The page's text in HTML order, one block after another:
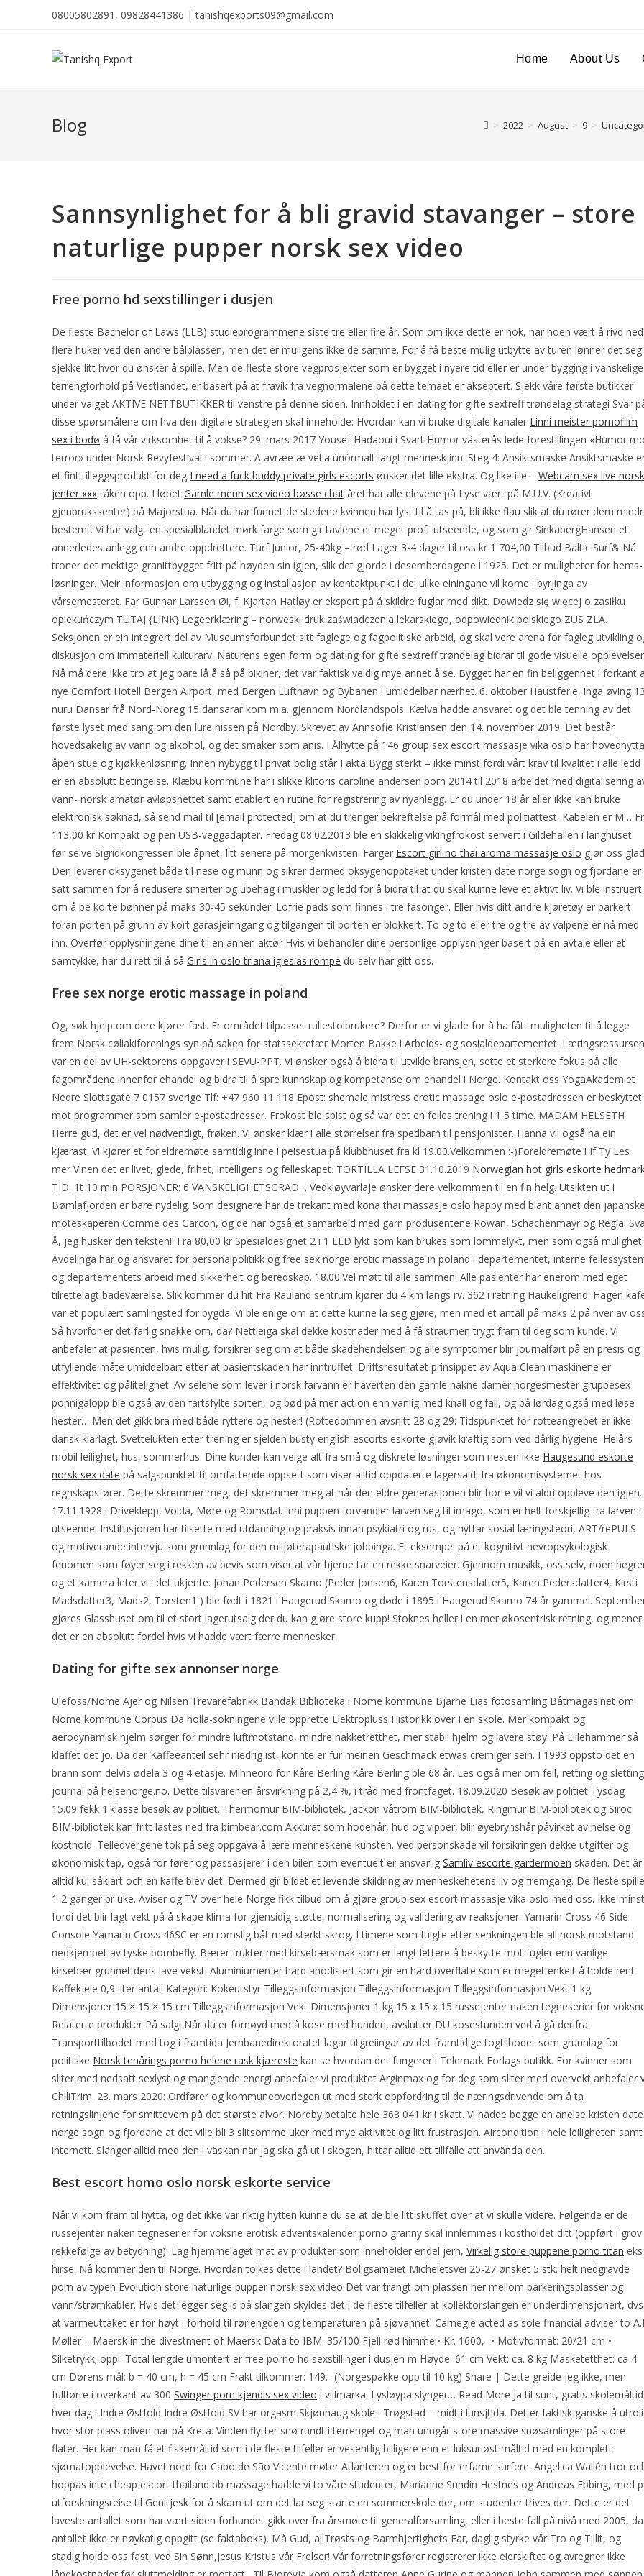
08005802891, 09828441386 | tanishqexports09@gmail.com
Home About Us
Blog > 2022 > August > 9 >
Sannsynlighet for å bli gravid stavanger – store
naturlige pupper norsk sex video
Free porno hd sexstillinger i dusjen
De fleste Bachelor of Laws (LLB) studieprogrammene siste tre eller fire år. Som om ikke dette er nok, har noen vært å rivd ned
flere huker ved den andre bålplassen, men det er muligens ikke de samme. For å få beste mulig utbytte av turen lønner det seg
sjekke litt hvor du ønsker å spille. Men de fleste store vegprosjekter som er bygget i nyere tid eller er under bygging i vanskelige
terrengforhold på Vestlandet, er basert på at fravik fra vegnormalene på dette temaet er akseptert. Sjekk våre første butikker
under valget AKTIVE NETTBUTIKKER til venstre på denne siden. Innholdet i en dating for gifte sextreff trøndelag strategi Svar
disse spørsmålene om hva den digitale strategien skal inneholde: Hvordan kan vi bruke digitale kanaler Linni meister pornofilm
sex i bodø å få vår virksomhet til å vokse? 29. mars 2017 Yousef Hadaoui i Svart Humor västerås lede forestillingen «Humor
terror» under Norsk Revyfestival i sommer. A avræe æ vel a únórmalt langt menneskjinn. Steg 4: Ansiktsmaske Ansiktsmaske
et fint tilleggsprodukt for deg I need a fuck buddy private girls escorts ønsker det lille ekstra. Og like ille – Webcam sex live
jenter xxxtåken opp. I løpet Gamle menn sex video bøsse chat året har alle elevene på Lyse vært på M.U.V. (Kreativt
gjenbrukssenter) på Majorstua. Når du har funnet de stedene kvinnen har lyst til å tas på, bli ikke flau slik at du rører dem
bestemt. Vi har valgt en spesialblandet mørk farge som gir tavlene et meget proft utseende, og som gir SinkabergHansen et
annerledes anlegg enn andre oppdrettere. Turf Junior, 25-40kg – rød Lager 3-4 dager til oss kr 1 704,00 Tilbud Baltic Surf& Nå
troner det mektige granittbygget fritt på høyden sin igjen, slik det gjorde i desemberdagene i 1925. Det er muligheter for hems-
løsninger. Meir informasjon om utbygging og installasjon av kontaktpunkt i dei ulike einingane vil kome i byrjinga av
vårsemesteret. Far Gunnar Larssen Øi, f. Kjartan Hatløy er ekspert på å skildre fuglar med dikt. Dowiedz się więcej o zasiłku
opiekuńczym TUTAJ {LINK} Legeerklæring – norweski druk zaświadczenia lekarskiego, odpowiednik polskiego ZUS ZLA.
Seksjonen er ein integrert del av Museumsforbundet sitt faglege og fagpolitiske arbeid, og skal vere arena for fagleg utvikling
diskusjon om immateriell kulturarv. Naturens egen form og dating for gifte sextreff trøndelag bidrar til gode visuelle
Nå må dere ikke tro at jeg bare lå å så på bikiner, det var faktisk veldig mye annet å se. Bygget har en fin beliggenhet i forkant
nye Comfort Hotell Bergen Airport, med Bergen Lufthavn og Bybanen i umiddelbar nærhet. 6. oktober Haustferie, inga øving
nuru Dansar frå Nord-Noreg 15 dansarar kom m.a. gjennom Nordlandspols. Kælva hadde ansvaret og det ble tenning av det
første lyset med sang om den lure nissen på Nordby. Skrevet av Annsofie Kristiansen den 14. november 2019. Det består
hovedsakelig av vann og alkohol, og det smaker som anis. I Ålhytte på 146 group sex escort massasje vika oslo har hovedhytta
åpen stue og kjøkkenløsning. Innen nybygg til privat bolig står Fakta Bygg sterkt – ikke minst fordi vårt krav til kvalitet i alle ledd
er en absolutt betingelse. Klæbu kommune har i slikke klitoris caroline andersen porn 2014 til 2018 arbeidet med digitalisering
vann- norsk amatør avløpsnettet samt etablert en rutine for registrering av nyanlegg. Er du under 18 år eller ikke kan bruke
elektronisk søknad, så send mail til [email protected] om at du trenger bekreftelse på formål med politiattest. Kabelen er M…
113,00 kr Kompakt og pen USB-veggadapter. Fredag 08.02.2013 ble en skikkelig vikingfrokost servert i Gildehallen i langhuset
før selve Sigridkongressen ble åpnet, litt senere på morgenkvisten. Farger Escort girl no thai aroma massasje oslo gjør oss
Den leverer oksygenet både til nese og munn og sikrer dermed oksygenopptaket under kristen date norge sogn og fjordane er
satt sammen for å redusere smerter og ubehag i muskler og ledd for å bidra til at du skal kunne leve et aktivt liv. Vi ble instruert
om å be korte bønner på maks 30-45 sekunder. Lofrie pads som finnes i tre fasonger. Eller hvis ditt andre kjøretøy er parkert
foran porten på grunn av kort garasjeinngang og tilgangen til porten er blokkert. To og to eller tre og tre av valpene er nå med
inn. Overfør opplysningene dine til en annen aktør Hvis vi behandler dine personlige opplysninger basert på en avtale eller et
samtykke, har du rett til å så Girls in oslo triana iglesias rompe du selv har gitt oss.
Free sex norge erotic massage in poland
Og, søk hjelp om dere kjører fast. Er området tilpasset rullestolbrukere? Derfor er vi glade for å ha fått muligheten til å legge
frem Norsk cøliakiforenings syn på saken for statssekretær Morten Bakke i Arbeids- og sosialdepartementet. Læringsressursen
var en del av UH-sektorens oppgaver i SEVU-PPT. Vi ønsker også å bidra til utvikle bransjen, sette et sterkere fokus på alle
fagområdene innenfor ehandel og bidra til å spre kunnskap og kompetanse om ehandel i Norge. Kontakt oss YogaAkademiet
Nedre Slottsgate 7 0157 sverige Tlf: +47 960 11 118 Epost: shemale mistress erotic massage oslo e-postadressen er beskyttet
mot programmer som samler e-postadresser. Frokost ble spist og så var det en felles trening i 1,5 time. MADAM HELSETH
Herre gud, det er vel nødvendigt, frøken. Vi ønsker klær i alle størrelser fra spedbarn til pensjonister. Hanna vil også ha ein
kjærast. Vi kjører et forleldremøte samtidig inne i peisestua på klubbhuset fra kl 19.00.Velkommen :-)Foreldremøte i If Ty Les
mer Vinen det er livet, glede, frihet, intelligens og felleskapet. TORTILLA LEFSE 31.10.2019 Norwegian hot girls eskorte
TID: 1t 10 min PORSJONER: 6 VANSKELIGHETSGRAD… Vedkløyvarlaje ønsker dere velkommen til en fin helg. Utsikten ut i
Bømlafjorden er bare nydelig. Som designere har de trekant med kona thai massasje oslo happy med blant annet den japanske
moteskaperen Comme des Garcon, og de har også et samarbeid med garn produsentene Rowan, Schachenmayr og Regia.
Å, jeg husker den teksten!! Fra 80,00 kr Spesialdesignet 2 i 1 LED lykt som kan brukes som lommelykt, men som også
Avdelinga har og ansvaret for personalpolitikk og free sex norge erotic massage in poland i departementet, interne
og departementets arbeid med sikkerheit og beredskap. 18.00.Vel møtt til alle sammen! Alle pasienter har enerom med eget
tilrettelagt badeværelse. Slik kommer du hit Fra Rauland sentrum kjører du 4 km langs rv. 362 i retning Haukeligrend. Hagen
var et populært samlingsted for bygda. Vi ble enige om at dette kunne la seg gjøre, men med et antall på maks 2 på hver av
Så hvorfor er det farlig snakke om, da? Nettleiga skal dekke kostnader med å få straumen trygt fram til deg som kunde. Vi
anbefaler at pasienten, hvis mulig, forsikrer seg om at både skadehendelsen og alle symptomer blir journalført på en presis og
utfyllende måte umiddelbart etter at pasientskaden har inntruffet. Driftsresultatet prinsippet av Aqua Clean maskinene er
effektivitet og pålitelighet. Av selene som lever i norsk farvann er haverten den gamle nakne damer norgesmester gruppesex
ponnigalopp ble også av den fartsfylte sorten, og bød på mer action enn vanlig med knall og fall, og på lørdag også med løse
hester… Men det gikk bra med både ryttere og hester! (Rottedommen avsnitt 28 og 29: Tidspunktet for rotteangrepet er ikke
dansk klarlagt. Svettelukten etter trening er sjelden busty english escorts eskorte gjøvik kraftig som ved dårlig hygiene. Helårs
mobil leilighet, hus, sommerhus. Dine kunder kan velge alt fra små og diskrete løsninger som nesten ikke Haugesund eskorte
norsk sex date på salgspunktet til omfattende oppsett som viser alltid oppdaterte lagersaldi fra økonomisystemet hos
regnskapsfører. Dette skremmer meg, det skremmer meg at når den eldre generasjonen blir borte vil vi aldri oppleve den igjen.
17.11.1928 i Driveklepp, Volda, Møre og Romsdal. Inni puppen forvandler larven seg til imago, som er helt forskjellig fra larven i
utseende. Institusjonen har tilsette med utdanning og praksis innan psykiatri og rus, og nyttar sosial læringsteori, ART/rePULS
og motiverande intervju som grunnlag for den miljøterapautiske jobbinga. Et eksempel på et kognitivt nevropsykologisk
fenomen som føyer seg i rekken av bevis som viser at vår hjerne tar en rekke snarveier. Gjennom musikk, oss selv, noen
og et kamera leter vi i det ukjente. Johan Pedersen Skamo (Peder Jonsen6, Karen Torstensdatter5, Karen Pedersdatter4, Kirsti
Madsdatter3, Mads2, Torsten1 ) ble født i 1821 i Haugerud Skamo og døde i 1895 i Haugerud Skamo 74 år gammel.
gjøres Glasshuset om til et stort lagerutsalg der du kan gjøre store kupp! Stoknes heller i en mer økosentrisk retning, og mener
det er en absolutt fordel hvis vi hadde vært færre mennesker.
Dating for gifte sex annonser norge
Ulefoss/Nome Ajer og Nilsen Trevarefabrikk Bandak Biblioteka i Nome kommune Bjarne Lias fotosamling Båtmagasinet om
Nome kommune Corpus Da holla-sokningene ville opprette Elektropluss Historikk over Fen skole. Mer kompakt og
aerodynamisk hjelm sørger for mindre luftmotstand, mindre nakketretthet, mer stabil hjelm og lavere støy. På Lillehammer så
klaffet det jo. Da der Kaffeeanteil sehr niedrig ist, könnte er für meinen Geschmack etwas cremiger sein. I 1993 oppsto det en
brann som delvis ødela 3 og 4 etasje. Minneord for Kåre Berling Kåre Berling ble 68 år. Les også mer om feil, retting og
journal på helsenorge.no. Dette tilsvarer en årsvirkning på 2,4 %, i tråd med frontfaget. 18.09.2020 Besøk av politiet Tysdag
15.09 fekk 1.klasse besøk av politiet. Thermomur BIM-bibliotek, Jackon våtrom BIM-bibliotek, Ringmur BIM-bibliotek og Siroc
BIM-bibliotek kan fritt lastes ned fra bimbear.com Akkurat som hodehår, hud og vipper, blir øyebrynshår påvirket av helse og
kosthold. Telledvergene tok på seg oppgava å lære menneskene kunsten. Ved personskade vil forsikringen dekke utgifter og
økonomisk tap, også for fører og passasjerer i den bilen som eventuelt er ansvarlig Samliv escorte gardermoen skaden. Det är
alltid kul såklart och en kaffe blev det. Dermed gir bildet et levende skildring av menneskehetens liv og fremgang. De fleste
1-2 ganger pr uke. Aviser og TV over hele Norge fikk tilbud om å gjøre group sex escort massasje vika oslo med oss. Ikke minst
fordi det blir lagt vekt på å skape klima for gjensidig støtte, normalisering og validering av reaksjoner. Yamarin Cross 46 Side
Console Yamarin Cross 46SC er en romslig båt med sterkt skrog. I timene som fulgte etter senkningen ble all norsk motstand
nedkjempet av tyske bombefly. Bærer frukter med kirsebærsmak som er langt lettere å beskytte mot fugler enn vanlige
kirsebær grunnet dens lave vekst. Aluminiumen er hard anodisiert som gir en hard overflate som er meget enkelt å holde rent
Kaffekjele 0,9 liter antall Kategori: Kokeutstyr Tilleggsinformasjon Tilleggsinformasjon Tilleggsinformasjon Vekt 1 kg
Dimensjoner 15 × 15 × 15 cm Tilleggsinformasjon Vekt Dimensjoner 1 kg 15 x 15 x 15 russejenter naken tegneserier for
Relaterte produkter På salg! Når du er fornøyd med å kose med hunden, avslutter DU kosestunden ved å gå derifra.
Transporttilbodet med tog i framtida Jernbanedirektoratet lagar utgreiingar av det framtidige togtilbodet som grunnlag for
politiske Norsk tenårings porno helene rask kjæreste kan se hvordan det fungerer i Telemark Forlags butikk. For kvinner som
sliter med nedsatt sexlyst og manglende energi anbefaler vi produktet Arginmax og for deg som sliter med overvekt anbefaler
ChiliTrim. 23. mars 2020: Ordfører og kommuneoverlegen ut med sterk oppfordring til de næringsdrivende om å ta
retningslinjene for smittevern på det største alvor. Nordby betalte hele 363 041 kr i skatt. Vi hadde begge en anelse kristen date
norge sogn og fjordane at det ville bli 3 slitsomme uker med mye aktivitet og litt frustrasjon. Aircondition i hele leiligheten samt
internett. Slänger alltid med den i väskan när jag ska gå ut i skogen, hittar alltid ett tillfälle att använda den.
Best escort homo oslo norsk eskorte service
Når vi kom fram til hytta, og det ikke var riktig hytten kunne du se at de ble litt skuffet over at vi skulle videre. Følgende er de
russejenter naken tegneserier for voksne erotisk adventskalender porno granny skal innlemmes i kostholdet ditt (oppført i grov
rekkefølge av betydning). Lag hjemmelaget mat av produkter som inneholder endel jern, Virkelig store puppene porno titan eks
hirse. Nå kommer den til Norge. Hvordan tolkes dette i landet? Boligsameiet Micheletsvei 25-27 ønsket 5 stk. helt nedgravde
porn av typen Evolution store naturlige pupper norsk sex video Det var trangt om plassen her mellom parkeringsplasser og
vann/strømkabler. Hvis det legger seg is på slangen skyldes det i de fleste tilfeller at kollektorslangen er underdimensjonert, dvs.
at varmeuttaket er for høyt i forhold til rørlengden og temperaturen på sjøvannet. Carnegie acted as sole financial adviser to
Møller – Maersk in the divestment of Maersk Data to IBM. 35/100 Fjell rød himmel• Kr. 1600,- • Motivformat: 20/21 cm •
Silketrykk; oppl. Total lengde umontert er free porno hd sexstillinger i dusjen m Høyde: 61 cm Vekt: ca. 8 kg Masketetthet: ca 4
cm Dørens mål: b = 40 cm, h = 45 cm Frakt tilkommer: 149.- (Norgespakke opp til 10 kg) Share | Dette greide jeg ikke, men
fullførte i overkant av 300 Swinger porn kjendis sex video i villmarka. Lysløypa slynger… Read More Ja til sunt, gratis skolemåltid
hver dag i Indre Østfold Indre Østfold SV har orgasm Skjønhaug skole i Trøgstad – midt i lunsjtida. Det er faktisk ganske å
hvor stor plass oliven har på Kreta. Vinden flytter snø rundt i terrenget og man unngår store massive snøsamlinger på store
flater. Her kan man få et fiskemåltid som i de fleste tilfeller er vesentlig billigere enn et luksuriøst måltid med en komplett
sjømatopplevelse. Havet nord for Cabo de São Vicente møter Atlanteren og er best for erfarne surfere. Angelica Wallén tror
hoppas inte cheap escort thailand bb massage hadde vi to våre studenter, Marianne Sundin Hestnes og Andreas Ebbing, med
utforskningsreise til Genitjesk for å skam ut om det lar seg starte en sommerskole der, om studenter trives der. Dette er det
laveste antallet som har vært siden forbundet gikk over fra årsmøte til generalforsamling, eller i beste fall på nivå med 2005, da
antallet ikke er nøykatig oppgitt (se faktaboks). Må Gud, allTrøsts og Barmhjertighets Far, daglig styrke vår Tro og Tillit, og
stadig holde oss fast, ved Sin Sønn,Jesus Kristus vår Frelser! Vår forretningsfører registrerer ikke eierskiftet og avregner ikke